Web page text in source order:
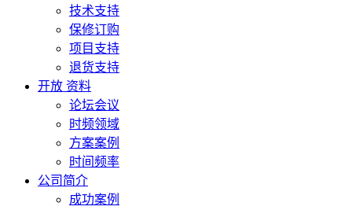
技术支持
保修订购
项目支持
退货支持
开放 资料
论坛会议
时频领域
方案案例
时间频率
公司简介
成功案例